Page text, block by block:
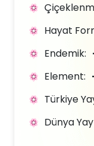
Hayat
Endemik:
Element:
Türkiye
Dünya